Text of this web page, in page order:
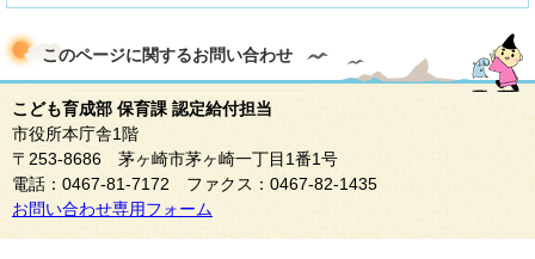
このページに関するお問い合わせ
こども育成部 保育課 認定給付担当
市役所本庁舎1階
〒253-8686 茅ヶ崎市茅ヶ崎一丁目1番1号
電話：0467-81-7172 ファクス：0467-82-1435
お問い合わせ専用フォーム